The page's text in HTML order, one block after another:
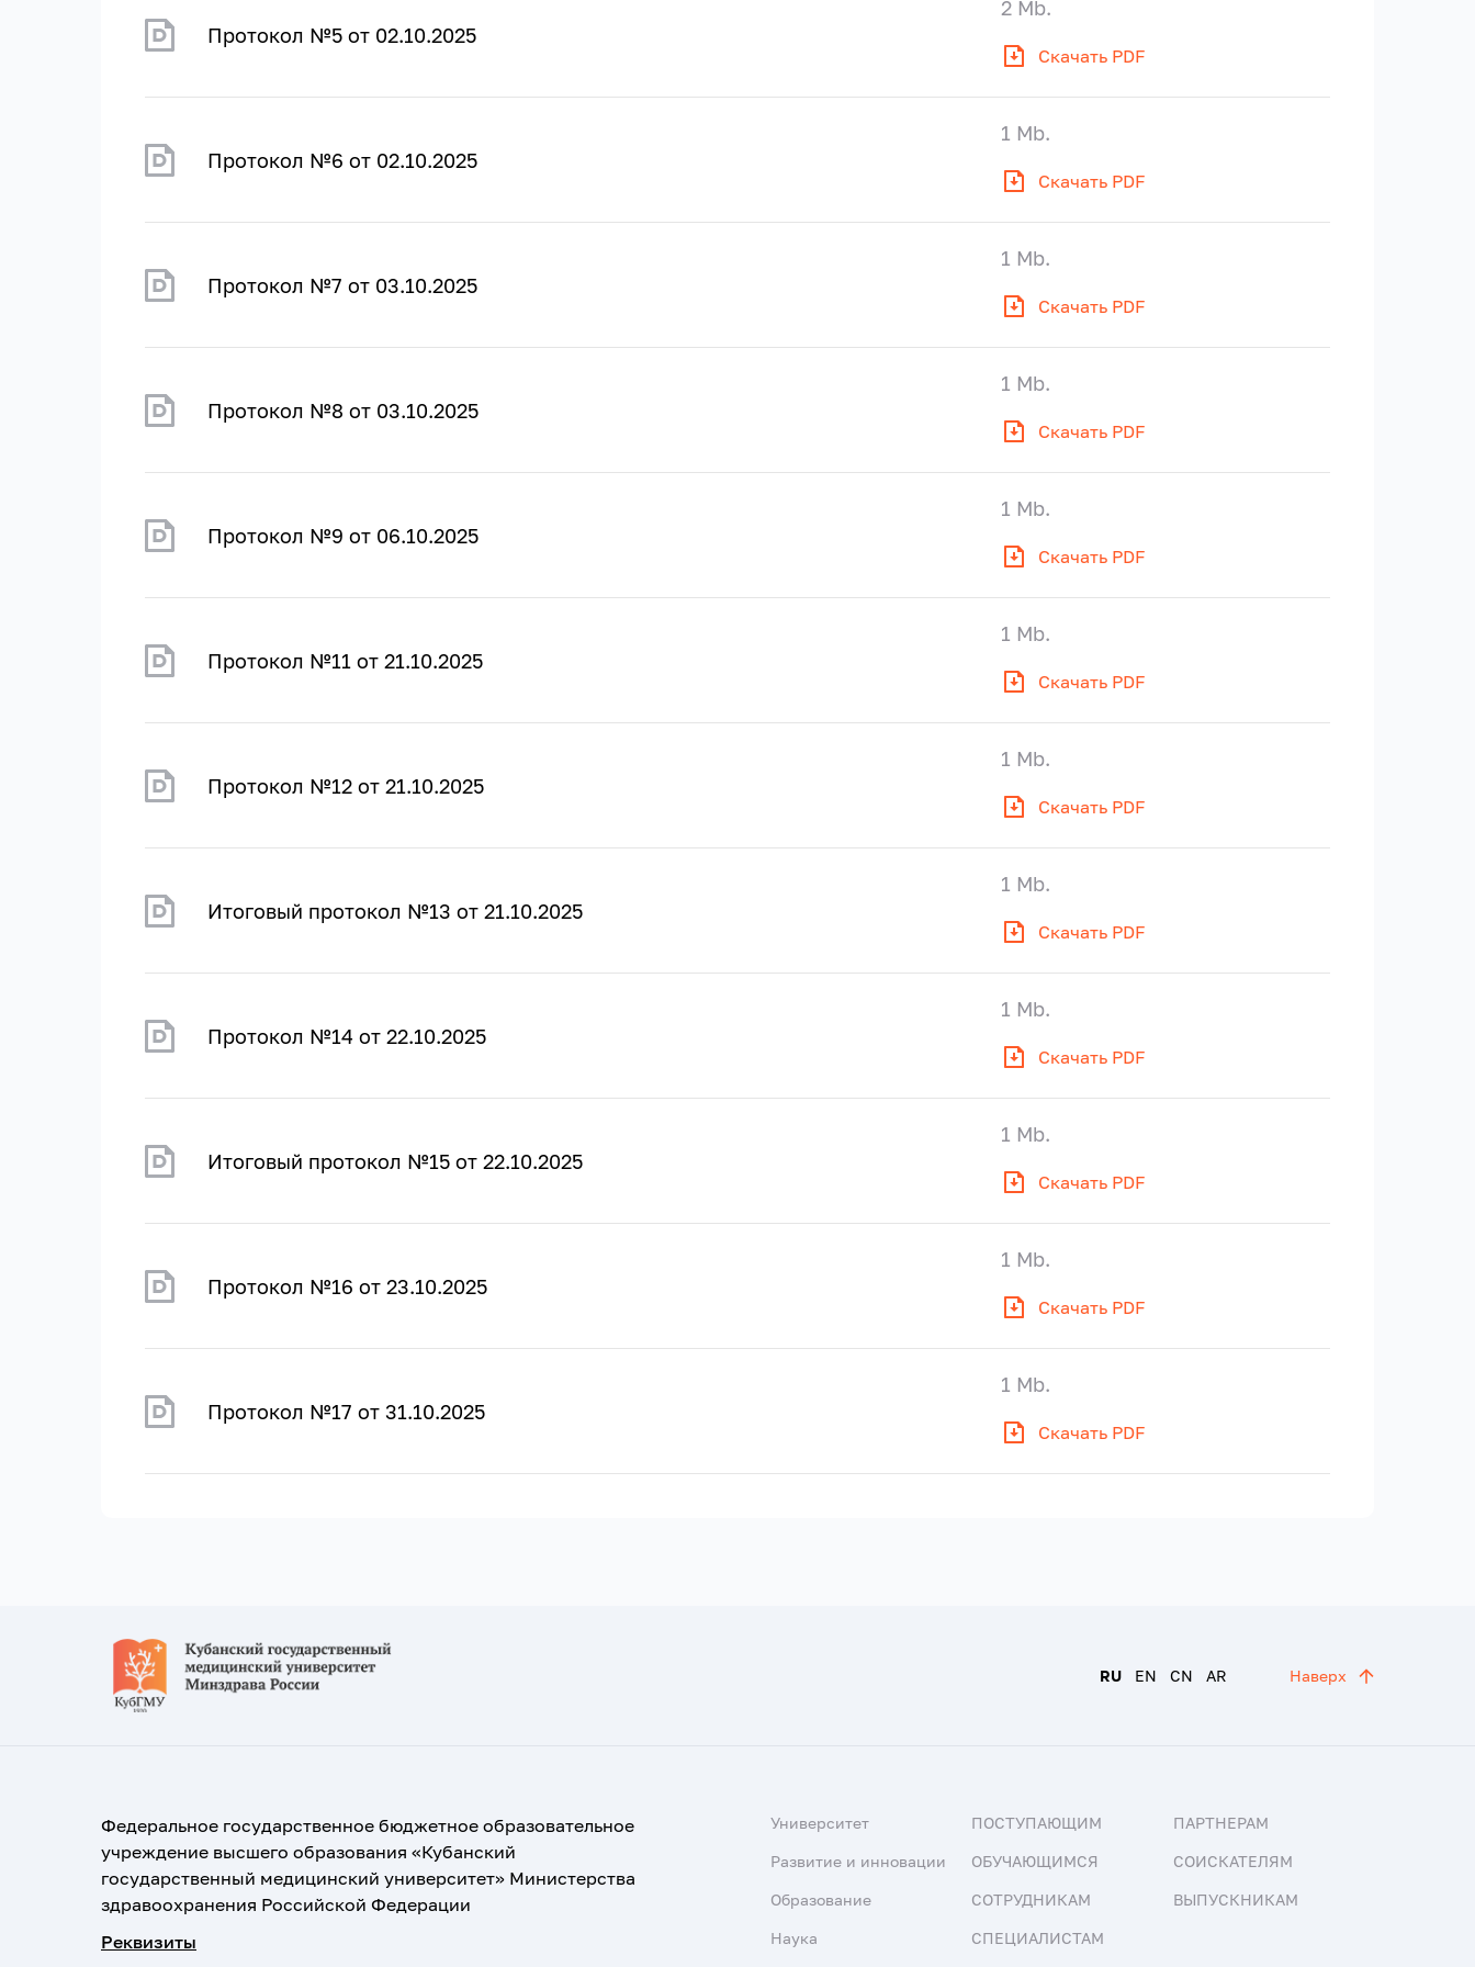
Протокол №5 от 02.10.2025
Скачать PDF
2 Mb.
Протокол №6 от 02.10.2025
Скачать PDF
1 Mb.
Протокол №7 от 03.10.2025
Скачать PDF
1 Mb.
Протокол №8 от 03.10.2025
Скачать PDF
1 Mb.
Протокол №9 от 06.10.2025
Скачать PDF
1 Mb.
Протокол №11 от 21.10.2025
Скачать PDF
1 Mb.
Протокол №12 от 21.10.2025
Скачать PDF
1 Mb.
Итоговый протокол №13 от 21.10.2025
Скачать PDF
1 Mb.
Протокол №14 от 22.10.2025
Скачать PDF
1 Mb.
Итоговый протокол №15 от 22.10.2025
Скачать PDF
1 Mb.
Протокол №16 от 23.10.2025
Скачать PDF
1 Mb.
Протокол №17 от 31.10.2025
Скачать PDF
1 Mb.
RU EN CN AR Наверх
Федеральное государственное бюджетное образовательное
учреждение высшего образования «Кубанский
государственный медицинский университет» Министерства
здравоохранения Российской Федерации
Реквизиты
Университет
Развитие и инновации
Образование
Наука
ПОСТУПАЮЩИМ
ОБУЧАЮЩИМСЯ
СОТРУДНИКАМ
СПЕЦИАЛИСТАМ
ПАРТНЕРАМ
СОИСКАТЕЛЯМ
ВЫПУСКНИКАМ